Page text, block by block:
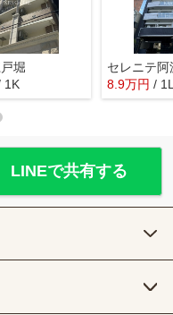
堀
1K
セレニテ
8.9万円 /
LINEで共有する